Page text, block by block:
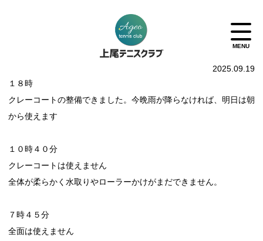
2025.09.19
１８時
クレーコートの整備できました。今晩雨が降らなければ、明日は朝
から使えます
１０時４０分
クレーコートは使えません
全体が柔らかく水取りやローラーかけがまだできません。
７時４５分
全面は使えません